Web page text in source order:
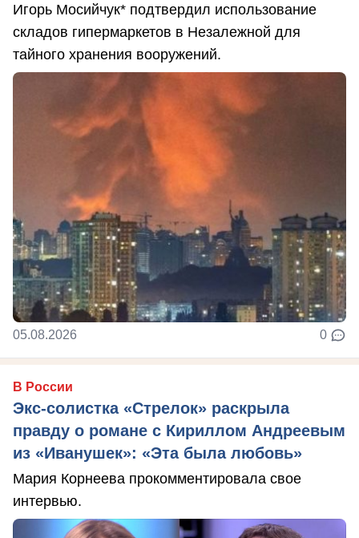
Игорь Мосийчук* подтвердил использование
складов гипермаркетов в Незалежной для
тайного хранения вооружений.
05.08.2026 0
В России
Экс-солистка «Стрелок» раскрыла
правду о романе с Кириллом Андреевым
из «Иванушек»: «Эта была любовь»
Мария Корнеева прокомментировала свое
интервью.